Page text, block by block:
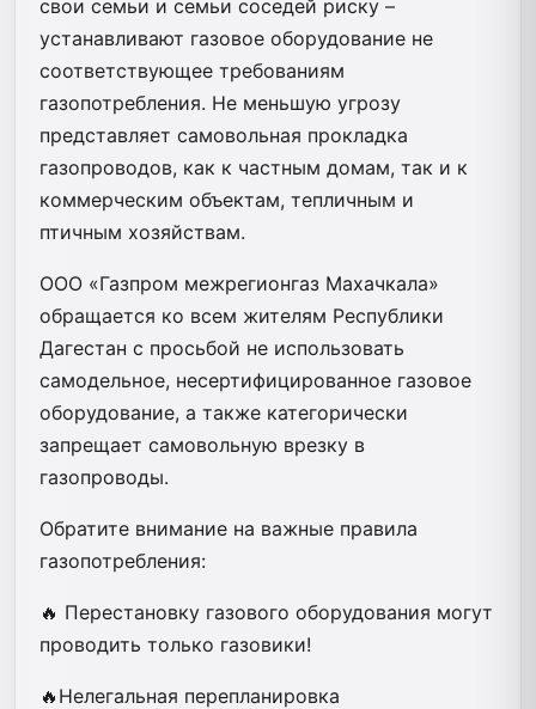
свои семьи и семьи соседей риску –
устанавливают газовое оборудование не
соответствующее требованиям
газопотребления. Не меньшую угрозу
представляет самовольная прокладка
газопроводов, как к частным домам, так и к
коммерческим объектам, тепличным и
птичным хозяйствам.
ООО «Газпром межрегионгаз Махачкала»
обращается ко всем жителям Республики
Дагестан с просьбой не использовать
самодельное, несертифицированное газовое
оборудование, а также категорически
запрещает самовольную врезку в
газопроводы.
Обратите внимание на важные правила
газопотребления:
🔥 Перестановку газового оборудования могут
проводить только газовики!
🔥Нелегальная перепланировка